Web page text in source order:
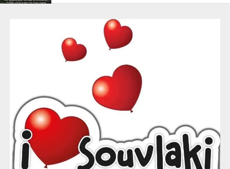
Ο Ευάγγελος Πιστιόλης που μόλις την περασμένη
εβδομάδα απέκτησε τα γραφεία του Λάκη Γαβαλά στην
Κάντζα έναντι 9 εκατομμυρίων ευρώ, είναι έτοιμος να
αλλάξει εντελώς τη χρήση του κτιρίου βάζοντας εμπρός
το δικό του μεγαλεπίβολο σχέδιο.